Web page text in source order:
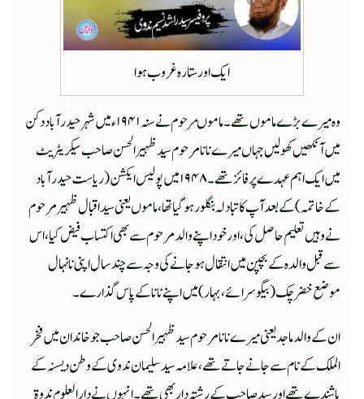
ایک اور ستارہ غروب ہوا
وہ میرے بڑے ماموں تھے۔مامو ںمرحوم نے سنہ ۱۹۴۱ ء میں شہر حیدرآباد دکن
میں آنکھیں کھولیں جہاں میرے نانا مرحوم سید ظہیر الحسن صاحب سیکریٹریٹ
میں ایک اہم عہدے پر فائز تھے ۔۱۹۴۸ میں پولیس ایکشن(ریاست حیدرآباد
کے خاتمہ) کے بعد آپ کا تبادلہ بنگلور ہو گیاتھا ، مامو ں یعنی سید اقبال ظہیر مرحوم
نے وہیں تعلیم حاصل کی،اور خود اپنے والد مرحوم سے بھی اکتساب فیض کیا ،اس
سے قبل والدہ کے بچپن میں انتقال ہوجانے کی وجہ سے چند سال اپنی نانہال
موضع خضر چک (بیگوسرائے، بہار)میں اپنے نانا کے پاس گذارے۔
ان کے والد ماجد یعنی میرے نانا مرحوم سید ظہیر الحسن صاحب جو خاندان میں فخر
الملک کے نام سے جانے جاتے تھے،علامہ سید سلیمان ندوی کے وطن دیسنہ کے